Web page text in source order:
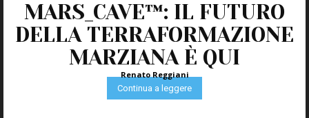
MARS_CAVE™: IL FUTURO
DELLA TERRAFORMAZIONE
MARZIANA È QUI
Renato Reggiani
Continua a leggere